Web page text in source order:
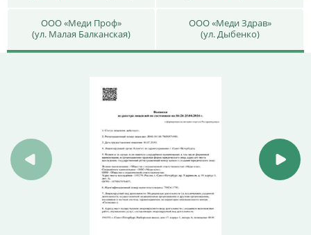
ООО «Меди Проф»
(ул. Малая Балканская)
ООО «Меди Здрав»
(ул. Дыбенко)